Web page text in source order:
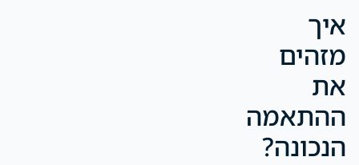
איך
מזהים
את
ההתאמה
הנכונה?